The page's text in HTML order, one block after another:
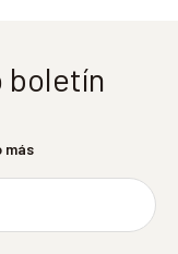
boletín
más